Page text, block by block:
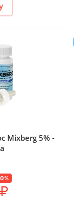
Mixberg 5% -
%
₽